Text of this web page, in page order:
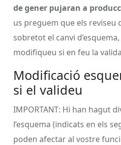
de gener pujaran a
us preguem que els reviseu
sobretot el canvi
modifiqueu si en feu la
Modificació
si el valideu
IMPORTANT: Hi han hagut
l’esquema (indicats en els
poden afectar al vostre